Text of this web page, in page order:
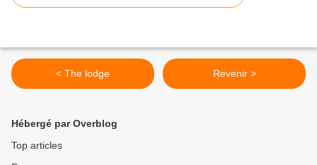
< The lodge Revenir >
Hébergé par Overblog
Top articles